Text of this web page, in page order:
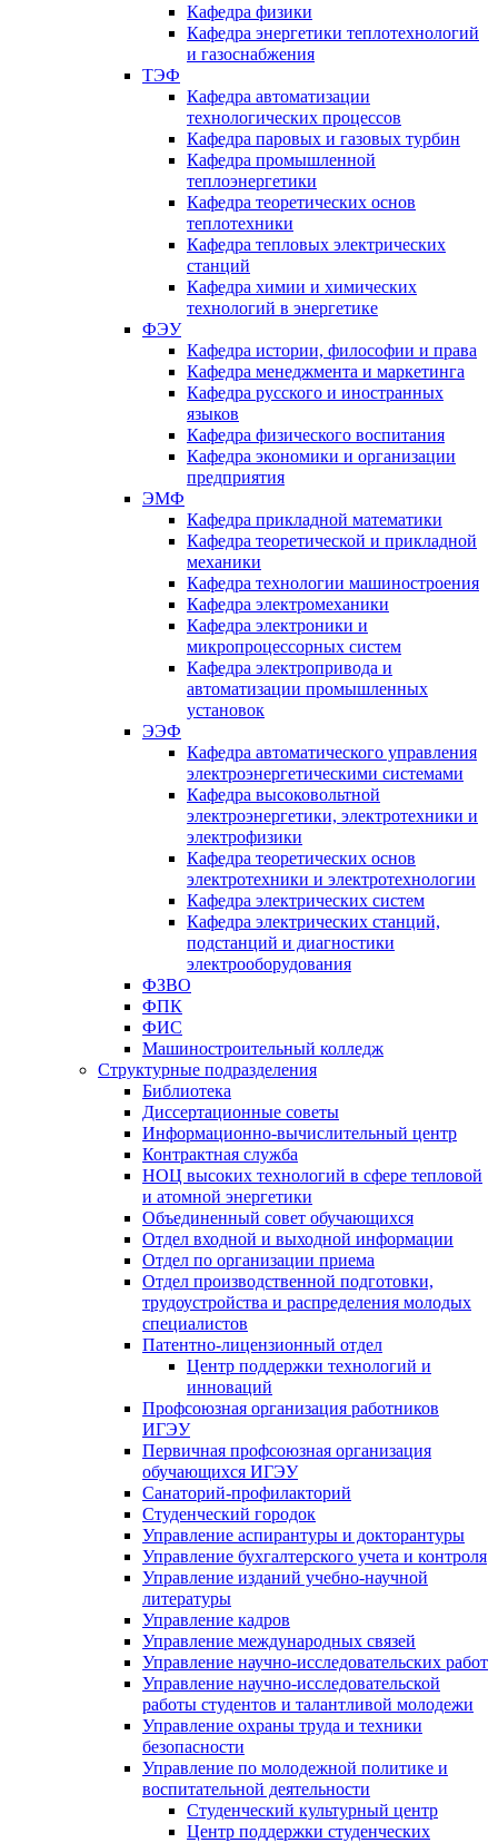
Кафедра физики
Кафедра энергетики теплотехнологий
и газоснабжения
ТЭФ
Кафедра автоматизации
технологических процессов
Кафедра паровых и газовых турбин
Кафедра промышленной
теплоэнергетики
Кафедра теоретических основ
теплотехники
Кафедра тепловых электрических
станций
Кафедра химии и химических
технологий в энергетике
ФЭУ
Кафедра истории, философии и права
Кафедра менеджмента и маркетинга
Кафедра русского и иностранных
языков
Кафедра физического воспитания
Кафедра экономики и организации
предприятия
ЭМФ
Кафедра прикладной математики
Кафедра теоретической и прикладной
механики
Кафедра технологии машиностроения
Кафедра электромеханики
Кафедра электроники и
микропроцессорных систем
Кафедра электропривода и
автоматизации промышленных
установок
ЭЭФ
Кафедра автоматического управления
электроэнергетическими системами
Кафедра высоковольтной
электроэнергетики, электротехники и
электрофизики
Кафедра теоретических основ
электротехники и электротехнологии
Кафедра электрических систем
Кафедра электрических станций,
подстанций и диагностики
электрооборудования
ФЗВО
ФПК
ФИС
Машиностроительный колледж
Структурные подразделения
Библиотека
Диссертационные советы
Информационно-вычислительный центр
Контрактная служба
НОЦ высоких технологий в сфере тепловой
и атомной энергетики
Объединенный совет обучающихся
Отдел входной и выходной информации
Отдел по организации приема
Отдел производственной подготовки,
трудоустройства и распределения молодых
специалистов
Патентно-лицензионный отдел
Центр поддержки технологий и
инноваций
Профсоюзная организация работников
ИГЭУ
Первичная профсоюзная организация
обучающихся ИГЭУ
Санаторий-профилакторий
Студенческий городок
Управление аспирантуры и докторантуры
Управление бухгалтерского учета и контроля
Управление изданий учебно-научной
литературы
Упpавление кадpов
Управление международных связей
Управление научно-исследовательских работ
Управление научно-исследовательской
работы студентов и талантливой молодежи
Управление охраны труда и техники
безопасности
Управление по молодежной политике и
воспитательной деятельности
Студенческий культурный центр
Центр поддержки студенческих